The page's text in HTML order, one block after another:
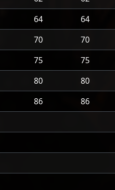
64 64
70 70
75 75
80 80
86 86